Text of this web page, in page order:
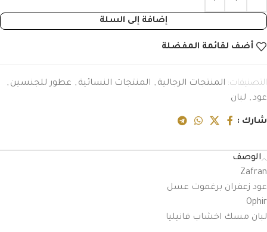
إضافة إلى السلة
أضف لقائمة المفضلة
التصنيفات: المنتجات الرجالية , المنتجات النسائية , عطور للجنسين ,
عود, لبان
شارك :
الوصف
Zafran
عود زعفران برغموت عسل
Ophir
لبان مسك اخشاب فانيليا